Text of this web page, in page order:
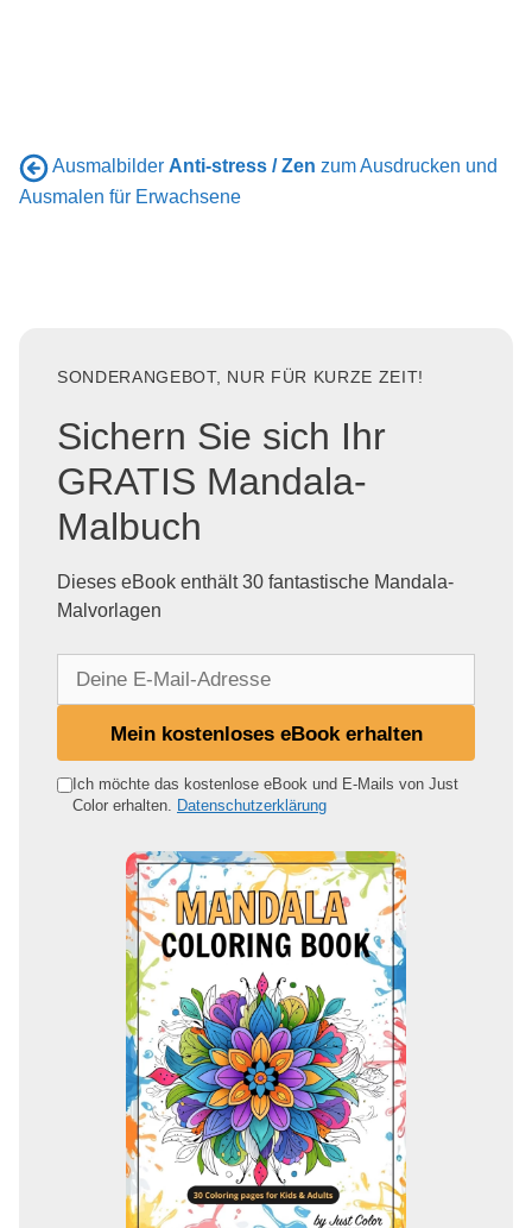
Ausmalbilder Anti-stress / Zen zum Ausdrucken und
Ausmalen für Erwachsene
SONDERANGEBOT, NUR FÜR KURZE ZEIT!
Sichern Sie sich Ihr
GRATIS Mandala-
Malbuch
Dieses eBook enthält 30 fantastische Mandala-
Malvorlagen
e
Mein kostenloses eBook erhalten
Ich möchte das kostenlose eBook und E-Mails von Just
Color erhalten. Datenschutzerklärung